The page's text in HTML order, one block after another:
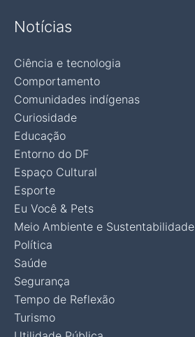
Notícias
Ciência e tecnologia
Comportamento
Comunidades indígenas
Curiosidade
Educação
Entorno do DF
Espaço Cultural
Esporte
Eu Você & Pets
Meio Ambiente e Sustentabilidade
Política
Saúde
Segurança
Tempo de Reflexão
Turismo